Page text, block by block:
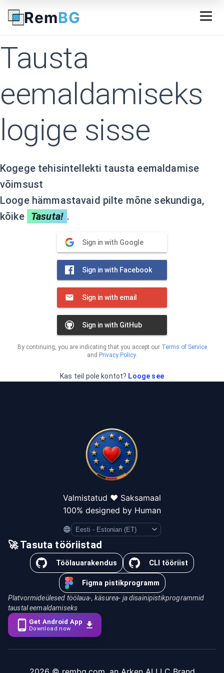
RemBG
Tausta
eemaldamiseks
logige sisse
Kogege tehisintellekti tausta eemaldamise
võimsust
Looge hämmastavaid pilte mõne sekundiga,
kõike Tasuta! .
Sign in with Google
Sign in with Facebook
Sign in with email
Sign in with GitHub
By continuing, you are indicating that you accept our Terms of Service
and Privacy Policy.
Kas teil pole kontot? Looge see
Valmistatud ❤️ Saksamaal
100% designed by Human
Language
🚀 Tasuta tööriistad
Töölauarakendus CLI tööriist
Figma pistikprogramm
Platvormideülesed töölaua-, käsurea- ja disainipistikprogrammid
taustal eemaldamiseks
Get Android App
Download now